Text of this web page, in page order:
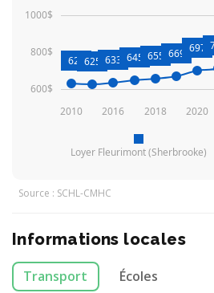
Loyer Fleurimont (Sherbrooke)
2010 2016 2018 2020
600$
800$
1000$
628625 633 645 655 669 697
Source : SCHL-CMHC
Informations locales
Transport Écoles